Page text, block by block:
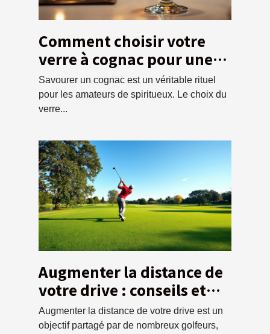
Comment choisir votre
verre à cognac pour une
dégustation optimale ?
Savourer un cognac est un véritable rituel
pour les amateurs de spiritueux. Le choix du
verre...
Augmenter la distance de
votre drive : conseils et
techniques
Augmenter la distance de votre drive est un
objectif partagé par de nombreux golfeurs,